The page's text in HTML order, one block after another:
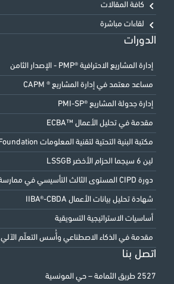
كافة المقالات
لقاءات مباشرة
الدورات
إدارة المشاريع الاحترافية ®PMP - الإصدار الثامن
مساعد معتمد في إدارة المشاريع ® CAPM
إدارة جدولة المشاريع ®PMI-SP
مقدمة في تحليل الأعمال ™ECBA
مكتبة البنية التحتية لتقنية المعلومات ITIL® 4 Foundation
لين 6 سيجما الحزام الأخضر LSSGB
دورة CIPD المستوى الثالث التأسيسي في ممارسة شؤون الموظفين
شهادة تحليل بيانات الأعمال IIBA®-CBDA
أساسيات الاستراتيجية التسويقية
مقدمة في الذكاء الاصطناعي وأُسس التعلّم الآلي
اتصل بنا
2527 طريق الثمامة – حي المونسية